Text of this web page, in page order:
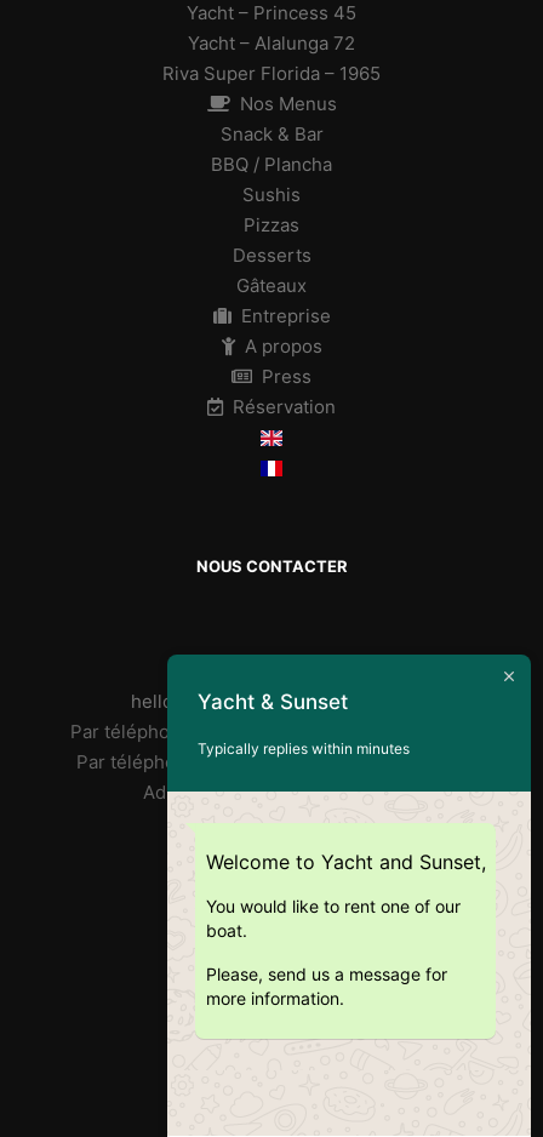
Yacht – Princess 45
Yacht – Alalunga 72
Riva Super Florida – 1965
Nos Menus
Snack & Bar
BBQ / Plancha
Sushis
Pizzas
Desserts
Gâteaux
Entreprise
A propos
Press
Réservation
NOUS CONTACTER
helloyachtandsunset@gmail.com
Par téléphone José : FR/PT +33 7 85 31 90 73
Par téléphone Ricardo : EN +351 918 359 406
Adresse : Doca Do Alcântara
Yacht & Sunset
Typically replies within minutes
Welcome to Yacht and Sunset,
You would like to rent one of our
boat.
Please, send us a message for
more information.